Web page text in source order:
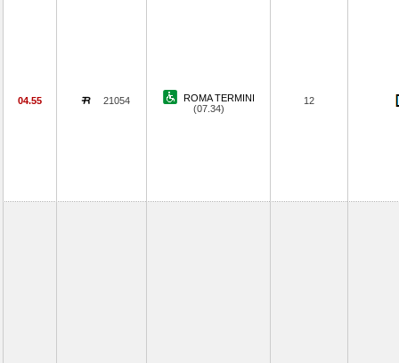
04.55 21054
ROMA TERMINI
(07.34)
12